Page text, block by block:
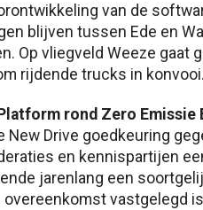
van de
blijven tussen Ede en
Op vliegveld Weeze gaat
rijdende trucks in konvooi.
rond Zero Emissie
New Drive goedkeuring
en kennispartijen
jarenlang een
vastgelegd